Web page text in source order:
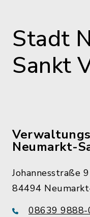
Stadt
Sankt
Neumarkt-
Johannesstraße 9
84494
08639 9888-